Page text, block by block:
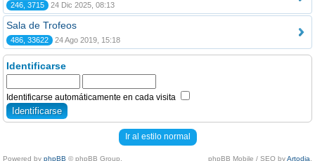
246, 3715 24 Dic 2025, 08:13
Sala de Trofeos
486, 33622 24 Ago 2019, 15:18
Identificarse
Identificarse automáticamente en cada visita
Ir al estilo normal
Powered by phpBB © phpBB Group. phpBB Mobile / SEO byArtodia